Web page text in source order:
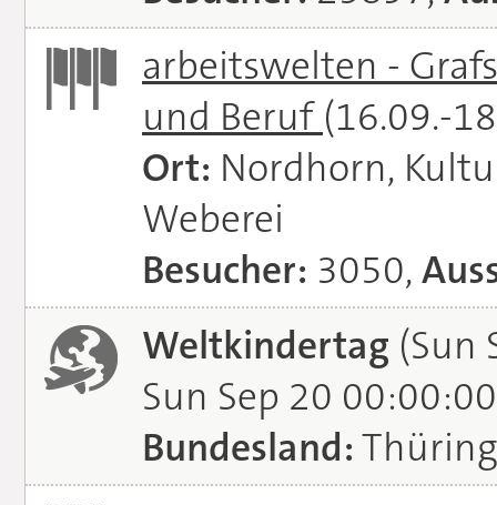
arbeitswelten -
und Beruf (16.09.-
Ort: Nordhorn,
Weberei
Besucher: 3050,
Weltkindertag (Sun
Sun Sep 20
Bundesland: